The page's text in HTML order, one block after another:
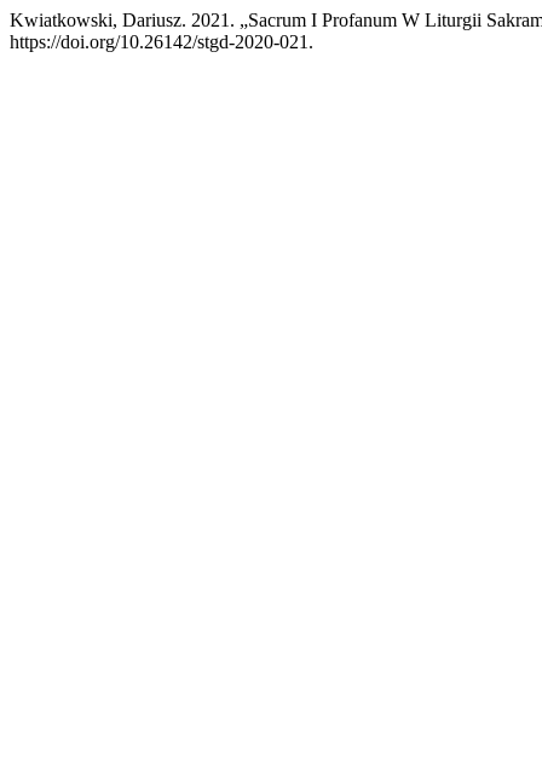
Kwiatkowski, Dariusz. 2021. „Sacrum I Profanum W Liturgii
https://doi.org/10.26142/stgd-2020-021.